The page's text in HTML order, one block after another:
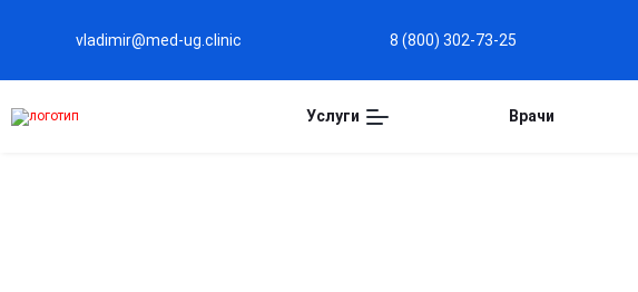
vladimir@med-ug.clinic 8 (800) 302-73-25
Услуги Врачи